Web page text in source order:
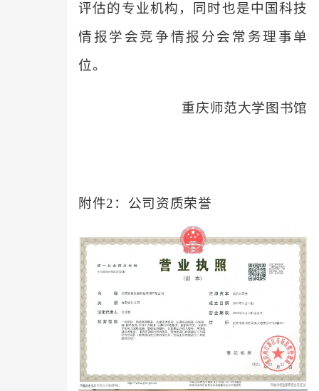
评估的专业机构，同时也是中国科技
情报学会竞争情报分会常务理事单
位。
重庆师范大学图书馆
附件2：公司资质荣誉